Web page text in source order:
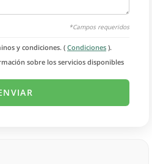
*Campos requeridos
y condiciones. (Condiciones ).
sobre los servicios disponibles